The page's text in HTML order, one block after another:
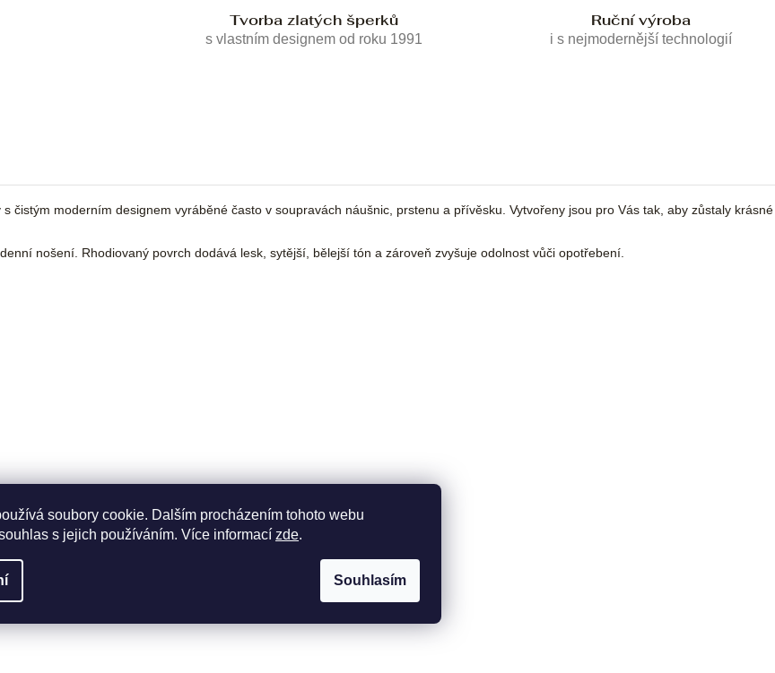
soubory cookie. Dalším procházením tohoto webu
s jejich používáním. Více informací zde.
Souhlasím
Tvorba zlatých šperků
s vlastním designem od roku 1991
Ruční výroba
i s nejmodernější technologií
čistým moderním designem vyráběné často v soupravách náušnic, prstenu a přívěsku. Vytvořeny jsou pro Vás tak, aby zůstaly
nošení. Rhodiovaný povrch dodává lesk, sytější, bělejší tón a zároveň zvyšuje odolnost vůči opotřebení.